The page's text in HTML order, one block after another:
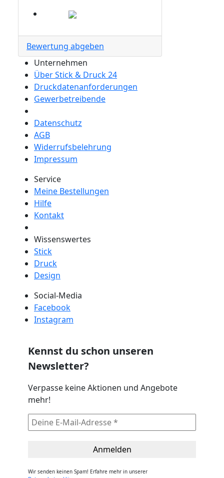
Bewertung abgeben
Unternehmen
Über Stick & Druck 24
Druckdatenanforderungen
Gewerbetreibende
Datenschutz
AGB
Widerrufsbelehrung
Impressum
Service
Meine Bestellungen
Hilfe
Kontakt
Wissenswertes
Stick
Druck
Design
Social-Media
Facebook
Instagram
Kennst du schon unseren
Newsletter?
Verpasse keine Aktionen und Angebote
mehr!
Wir senden keinen Spam! Erfahre mehr in unserer